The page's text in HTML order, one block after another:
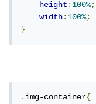
height:100%;
width:100%;
}
.img-container{